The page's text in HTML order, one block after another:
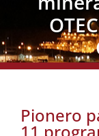
Pionero